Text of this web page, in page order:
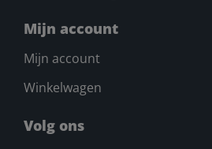
Mijn account
Mijn account
Winkelwagen
Volg ons